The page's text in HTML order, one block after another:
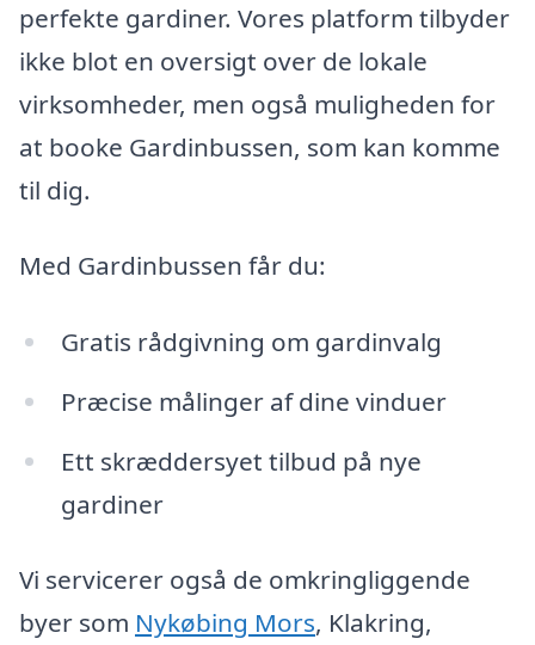
perfekte gardiner. Vores platform tilbyder
ikke blot en oversigt over de lokale
virksomheder, men også muligheden for
at booke Gardinbussen, som kan komme
til dig.
Med Gardinbussen får du:
Gratis rådgivning om gardinvalg
Præcise målinger af dine vinduer
Ett skræddersyet tilbud på nye
gardiner
Vi servicerer også de omkringliggende
byer som Nykøbing Mors, Klakring,